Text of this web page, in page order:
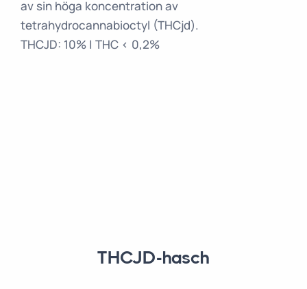
av sin höga koncentration av
tetrahydrocannabioctyl (THCjd).
THCJD: 10% | THC < 0,2%
THCJD-hasch